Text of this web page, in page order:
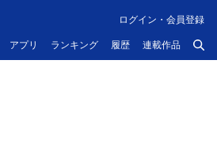
アプリ ランキング 履歴 連載作品
ログイン・会員登録